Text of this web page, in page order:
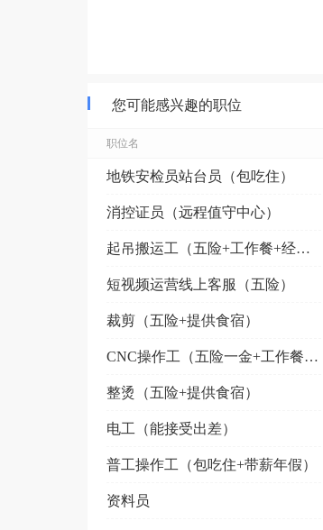
您可能感兴趣的职位
职位名
地铁安检员站台员（包吃住）
消控证员（远程值守中心）
起吊搬运工（五险+工作餐+经验不限）
短视频运营线上客服（五险）
裁剪（五险+提供食宿）
CNC操作工（五险一金+工作餐+节日福利）
整烫（五险+提供食宿）
电工（能接受出差）
普工操作工（包吃住+带薪年假）
资料员